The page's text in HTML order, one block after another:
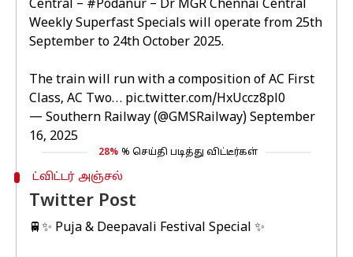
Central – #Podanur – Dr MGR Chennai Central
Weekly Superfast Specials will operate from 25th
September to 24th October 2025.
The train will run with a composition of AC First
Class, AC Two… pic.twitter.com/HxUccz8pl0
— Southern Railway (@GMSRailway) September
16, 2025
28% % செய்தி படித்து விட்டீர்கள்
ட்விட்டர் அஞ்சல்
Twitter Post
🚆✨ Puja & Deepavali Festival Special ✨